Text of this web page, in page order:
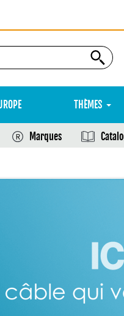
THÈMES
Marques